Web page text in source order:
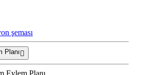
şeması
Planı